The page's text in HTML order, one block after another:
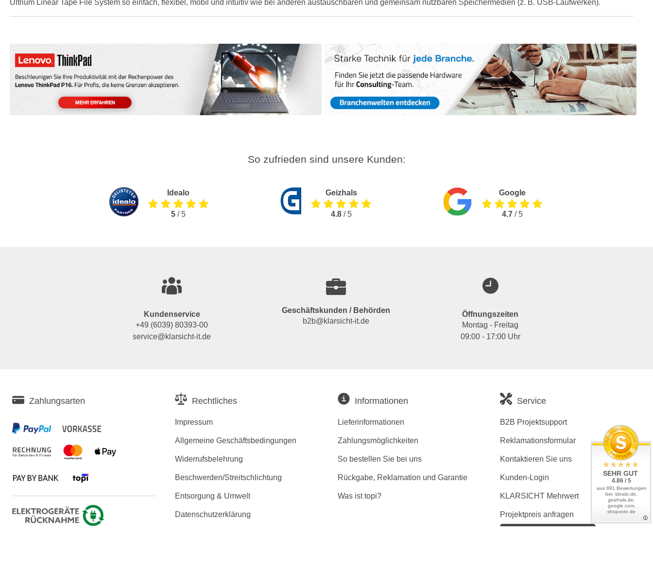
Ultrium Linear Tape File System so einfach, flexibel, mobil und intuitiv wie bei anderen austauschbaren und gemeinsam nutzbaren Speichermedien (z. B. USB-Laufwerken).
So zufrieden sind unsere Kunden:
Idealo
5/ 5
Geizhals
4.8/ 5
Google
4.7/ 5
Kundenservice
+49 (6039) 80393-00
service@klarsicht-it.de
Geschäftskunden / Behörden
b2b@klarsicht-it.de
Öffnungszeiten
Montag - Freitag
09:00 - 17:00 Uhr
Zahlungsarten Rechtliches
Impressum
Allgemeine Geschäftsbedingungen
Widerrufsbelehrung
Beschwerden/Streitschlichtung
Entsorgung & Umwelt
Datenschutzerklärung
Informationen
Lieferinformationen
Zahlungsmöglichkeiten
So bestellen Sie bei uns
Rückgabe, Reklamation und Garantie
Was ist topi?
Service
B2B Projektsupport
Reklamationsformular
Kontaktieren Sie uns
Kunden-Login
KLARSICHT Mehrwert
Projektpreis anfragen
SEHR GUT
4.86 / 5
aus 891 Bewertungen
bei: idealo.de,
geizhals.de,
google.com,
shopvote.de